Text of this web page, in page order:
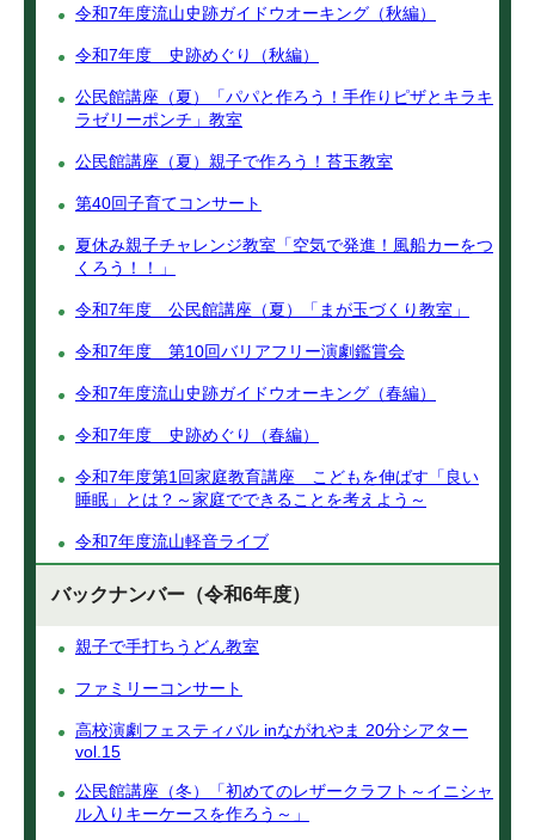
令和7年度流山史跡ガイドウオーキング（秋編）
令和7年度 史跡めぐり（秋編）
公民館講座（夏）「パパと作ろう！手作りピザとキラキ
ラゼリーポンチ」教室
公民館講座（夏）親子で作ろう！苔玉教室
第40回子育てコンサート
夏休み親子チャレンジ教室「空気で発進！風船カーをつ
くろう！！」
令和7年度 公民館講座（夏）「まが玉づくり教室」
令和7年度 第10回バリアフリー演劇鑑賞会
令和7年度流山史跡ガイドウオーキング（春編）
令和7年度 史跡めぐり（春編）
令和7年度第1回家庭教育講座 こどもを伸ばす「良い
睡眠」とは？～家庭でできることを考えよう～
令和7年度流山軽音ライブ
バックナンバー（令和6年度）
親子で手打ちうどん教室
ファミリーコンサート
高校演劇フェスティバル inながれやま 20分シアター
vol.15
公民館講座（冬）「初めてのレザークラフト～イニシャ
ル入りキーケースを作ろう～」